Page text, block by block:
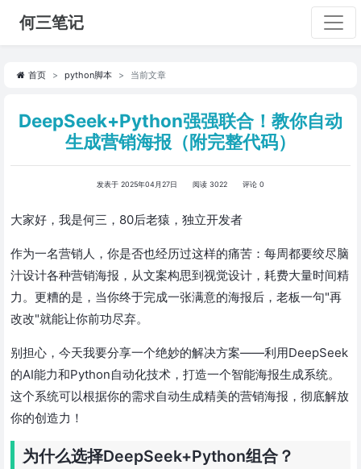
何三笔记
首页 python脚本 当前文章
DeepSeek+Python强强联合！教你自动
生成营销海报（附完整代码）
发表于 2025年04月27日 阅读 3022 评论 0
大家好，我是何三，80后老猿，独立开发者
作为一名营销人，你是否也经历过这样的痛苦：每周都要绞尽脑
汁设计各种营销海报，从文案构思到视觉设计，耗费大量时间精
力。更糟的是，当你终于完成一张满意的海报后，老板一句"再
改改"就能让你前功尽弃。
别担心，今天我要分享一个绝妙的解决方案——利用DeepSeek
的AI能力和Python自动化技术，打造一个智能海报生成系统。
这个系统可以根据你的需求自动生成精美的营销海报，彻底解放
你的创造力！
为什么选择DeepSeek+Python组合？